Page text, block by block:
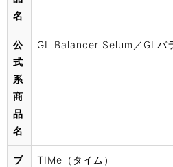
名
公
式
系
商
品
名
GL Balancer Selum／GLバ
ブ
TIMe（タイム）